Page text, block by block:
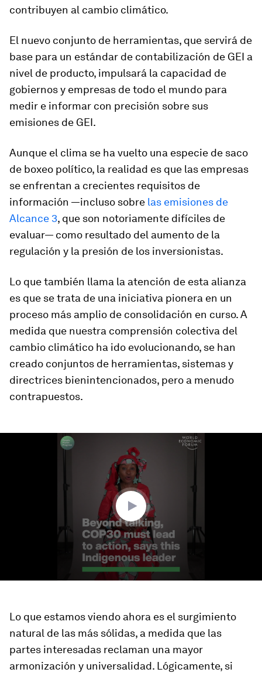
contribuyen al cambio climático.
El nuevo conjunto de herramientas, que servirá de
base para un estándar de contabilización de GEI a
nivel de producto, impulsará la capacidad de
gobiernos y empresas de todo el mundo para
medir e informar con precisión sobre sus
emisiones de GEI.
Aunque el clima se ha vuelto una especie de saco
de boxeo político, la realidad es que las empresas
se enfrentan a crecientes requisitos de
información —incluso sobre las emisiones de
Alcance 3, que son notoriamente difíciles de
evaluar— como resultado del aumento de la
regulación y la presión de los inversionistas.
Lo que también llama la atención de esta alianza
es que se trata de una iniciativa pionera en un
proceso más amplio de consolidación en curso. A
medida que nuestra comprensión colectiva del
cambio climático ha ido evolucionando, se han
creado conjuntos de herramientas, sistemas y
directrices bienintencionados, pero a menudo
contrapuestos.
Lo que estamos viendo ahora es el surgimiento
natural de las más sólidas, a medida que las
partes interesadas reclaman una mayor
armonización y universalidad. Lógicamente, si